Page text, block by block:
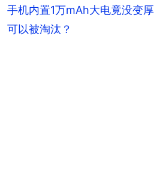
手机内置1万mAh大电竟没变厚
可以被淘汰？